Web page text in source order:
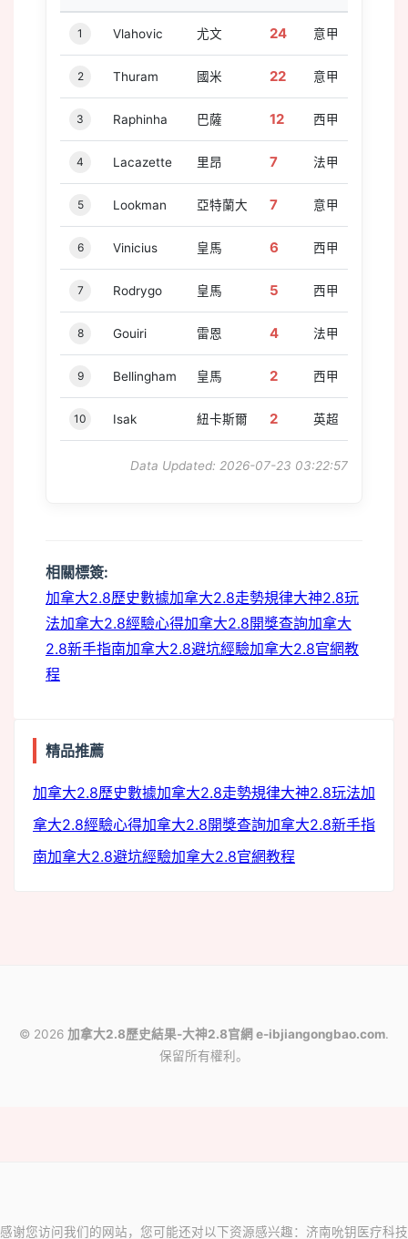
1 Vlahovic 尤文 24 意甲
2 Thuram 國米 22 意甲
3 Raphinha 巴薩 12 西甲
4 Lacazette 里昂 7 法甲
5 Lookman 亞特蘭大 7 意甲
6 Vinicius 皇馬 6 西甲
7 Rodrygo 皇馬 5 西甲
8 Gouiri 雷恩 4 法甲
9 Bellingham 皇馬 2 西甲
10 Isak 紐卡斯爾 2 英超
Data Updated: 2026-07-23 03:22:57
相關標簽:
加拿大2.8歷史數據加拿大2.8走勢規律大神2.8玩
法加拿大2.8經驗心得加拿大2.8開獎查詢加拿大
2.8新手指南加拿大2.8避坑經驗加拿大2.8官網教
程
精品推薦
monitor
load
加拿大2.8歷史數據加拿大2.8走勢規律大神2.8玩法加
拿大2.8經驗心得加拿大2.8開獎查詢加拿大2.8新手指
南加拿大2.8避坑經驗加拿大2.8官網教程
© 2026 加拿大2.8歷史結果-大神2.8官網 e-ibjiangongbao.com.
保留所有權利。
感谢您访问我们的网站，您可能还对以下资源感兴趣：济南吮钥医疗科技